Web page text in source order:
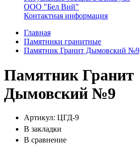
ООО "Бел Вий"
Контактная информация
Главная
Памятники гранитные
Памятник Гранит Дымовский №9
Памятник Гранит
Дымовский №9
Артикул: ЦГД-9
В закладки
В сравнение